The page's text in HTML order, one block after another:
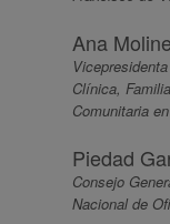
Ana
Clínica,
Comunitaria
Piedad
Consejo
Nacional de